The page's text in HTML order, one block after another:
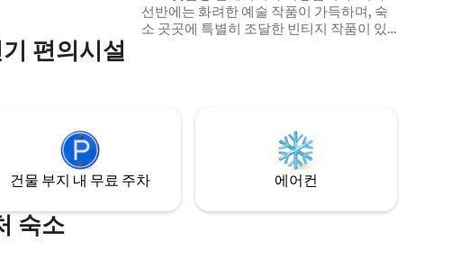
선반에는 화려한 예술 작품이 가득하며, 숙
소 곳곳에 특별히 조달한 빈티지 작품이 있
리에 있으며, CBD까지 트램을 타고 금방 갈
수 있습니다. 참고 - TV가 없으니 필요한 경
편의시설
건물 부지 내 무료 주차 에어컨
숙소